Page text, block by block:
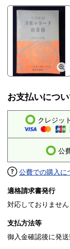
お支払いにつ
クレジッ
公
公費での購入に
適格請求書発行
対応しておりません
支払方法等
御入金確認後に発送